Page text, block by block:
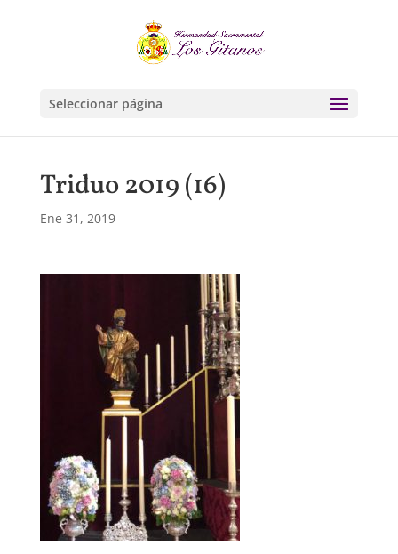
Seleccionar página
Triduo 2019 (16)
Ene 31, 2019